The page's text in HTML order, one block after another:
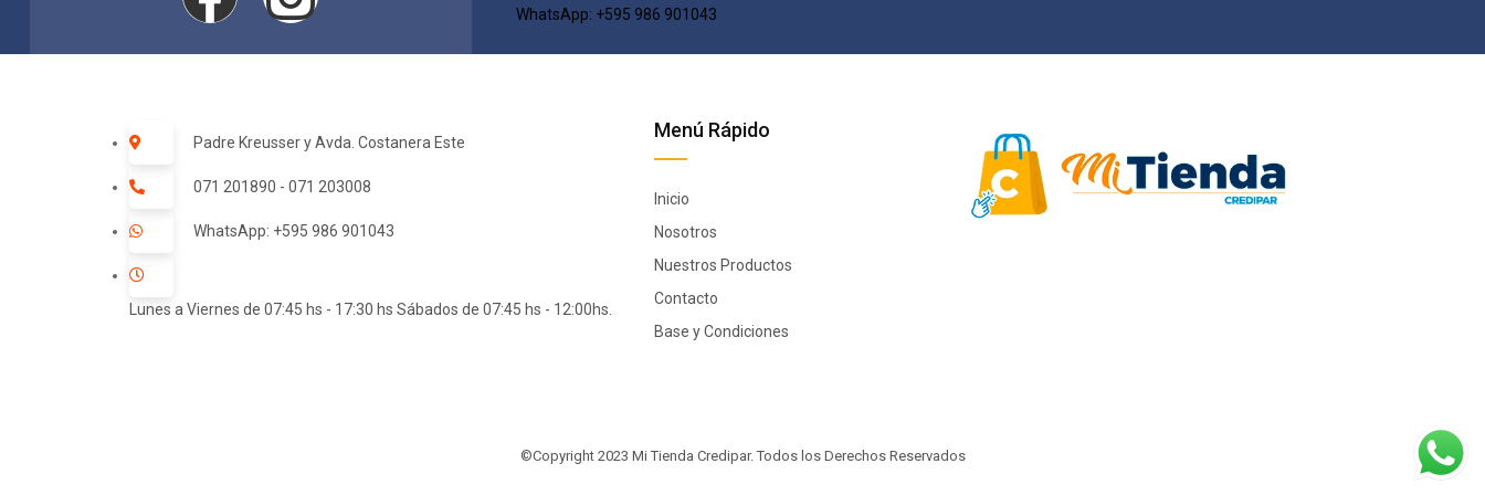
WhatsApp: +595 986 901043​
Padre Kreusser y Avda. Costanera Este
071 201890 - 071 203008
WhatsApp: +595 986 901043
Lunes a Viernes de 07:45 hs - 17:30 hs Sábados de 07:45 hs - 12:00hs.
Menú Rápido
Inicio
Nosotros
Nuestros Productos
Contacto
Base y Condiciones
©Copyright 2023 Mi Tienda Credipar. Todos los Derechos Reservados